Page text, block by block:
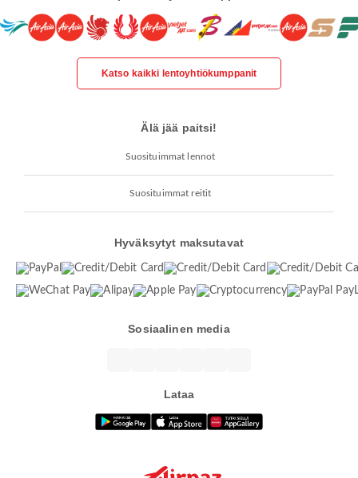
Katso kaikki lentoyhtiökumppanit
Älä jää paitsi!
Suosituimmat lennot
Suosituimmat reitit
Hyväksytyt maksutavat
Sosiaalinen media
Lataa